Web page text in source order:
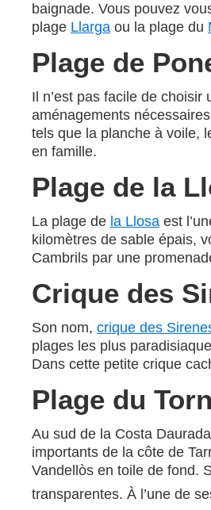
baignade. Vous pouvez
plage Llarga ou la plage du
Plage de
Il n’est pas facile de choisir
aménagements
tels que la planche à voile,
en famille.
Plage de la
La plage de la Llosa est
kilomètres de sable épais,
Cambrils par une
Crique des
Son nom, crique des
plages les plus
Dans cette petite crique
Plage du
Au sud de la Costa
importants de la côte de
Vandellòs en toile de fond.
transparentes. À l’une de